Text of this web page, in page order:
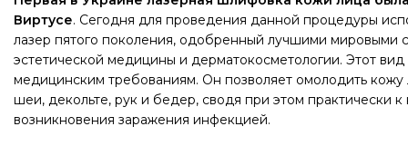
Виртусе. Сегодня для проведения данной процедуры
лазер пятого поколения, одобренный лучшими мировыми
эстетической медицины и дерматокосметологии. Этот вид
медицинским требованиям. Он позволяет омолодить кожу
шеи, декольте, рук и бедер, сводя при этом практически
возникновения заражения инфекцией.